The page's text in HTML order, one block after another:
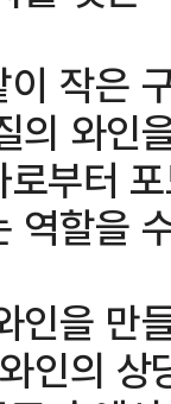
작은
의 와인
부터
역할을
인을 만
인의